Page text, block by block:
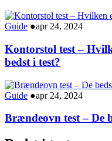
Guide ●apr 24, 2024
Kontorstol test –
bedst i test?
Guide ●apr 24, 2024
Brændeovn test – De